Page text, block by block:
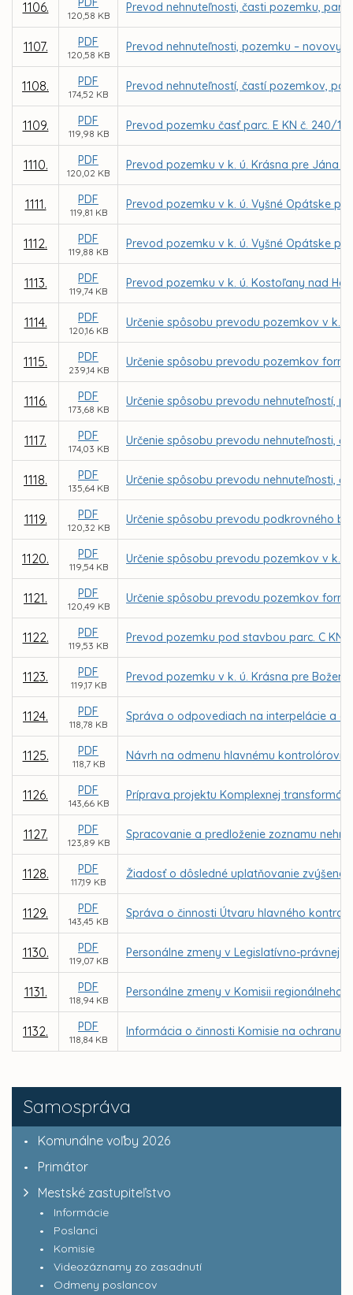
Samospráva
Komunálne voľby 2026
Primátor
Mestské zastupiteľstvo
Informácie
Poslanci
Komisie
Videozáznamy zo zasadnutí
Odmeny poslancov
1106.
120,58 KB
Prevod nehnuteľnosti, časti pozemku,
1107. PDF
120,58 KB
Prevod nehnuteľnosti, pozemku –
1108. PDF
174,52 KB
Prevod nehnuteľností, častí pozemkov,
1109. PDF
119,98 KB
Prevod pozemku časť parc. E KN č. 240/
1110. PDF
120,02 KB
Prevod pozemku v k. ú. Krásna pre Jána
1111. PDF
119,81 KB
Prevod pozemku v k. ú. Vyšné Opátske
1112. PDF
119,88 KB
Prevod pozemku v k. ú. Vyšné Opátske
1113. PDF
119,74 KB
Prevod pozemku v k. ú. Kostoľany nad
1114. PDF
120,16 KB
Určenie spôsobu prevodu pozemkov v k.
1115. PDF
239,14 KB
Určenie spôsobu prevodu pozemkov
1116. PDF
173,68 KB
Určenie spôsobu prevodu nehnuteľností,
1117. PDF
174,03 KB
Určenie spôsobu prevodu nehnuteľnosti,
1118. PDF
135,64 KB
Určenie spôsobu prevodu nehnuteľnosti,
1119. PDF
120,32 KB
Určenie spôsobu prevodu podkrovného
1120. PDF
119,54 KB
Určenie spôsobu prevodu pozemkov v k.
1121. PDF
120,49 KB
Určenie spôsobu prevodu pozemkov
1122. PDF
119,53 KB
Prevod pozemku pod stavbou parc. C KN
1123. PDF
119,17 KB
Prevod pozemku v k. ú. Krásna pre
1124. PDF
118,78 KB
Správa o odpovediach na interpelácie a
1125. PDF
118,7 KB
Návrh na odmenu hlavnému kontrolórovi
1126. PDF
143,66 KB
Príprava projektu Komplexnej
1127. PDF
123,89 KB
Spracovanie a predloženie zoznamu
1128. PDF
117,19 KB
Žiadosť o dôsledné uplatňovanie
1129. PDF
143,45 KB
Správa o činnosti Útvaru hlavného
1130. PDF
119,07 KB
Personálne zmeny v Legislatívno-právnej
1131. PDF
118,94 KB
Personálne zmeny v Komisii regionálneho
1132. PDF
118,84 KB
Informácia o činnosti Komisie na ochranu